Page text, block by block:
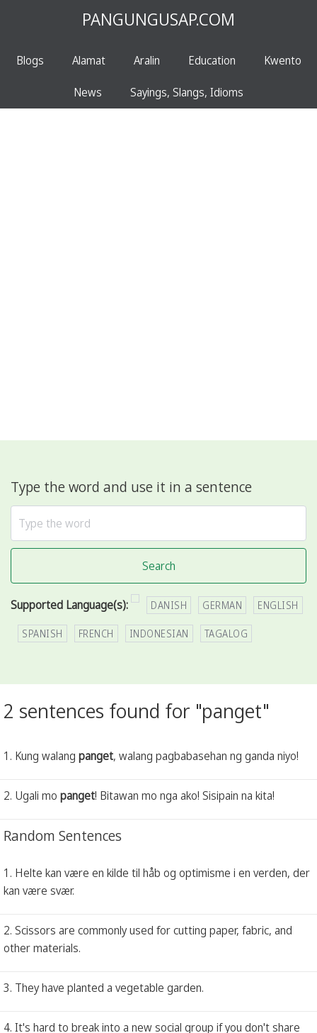
PANGUNGUSAP.COM
Blogs Alamat Aralin Education Kwento
News Sayings, Slangs, Idioms
Type the word and use it in a sentence
Search
Supported Language(s): DANISH GERMAN ENGLISH
SPANISH FRENCH INDONESIAN TAGALOG
2 sentences found for "panget"
1. Kung walang panget, walang pagbabasehan ng ganda niyo!
2. Ugali mo panget! Bitawan mo nga ako! Sisipain na kita!
Random Sentences
1. Helte kan være en kilde til håb og optimisme i en verden, der
kan være svær.
2. Scissors are commonly used for cutting paper, fabric, and
other materials.
3. They have planted a vegetable garden.
4. It's hard to break into a new social group if you don't share